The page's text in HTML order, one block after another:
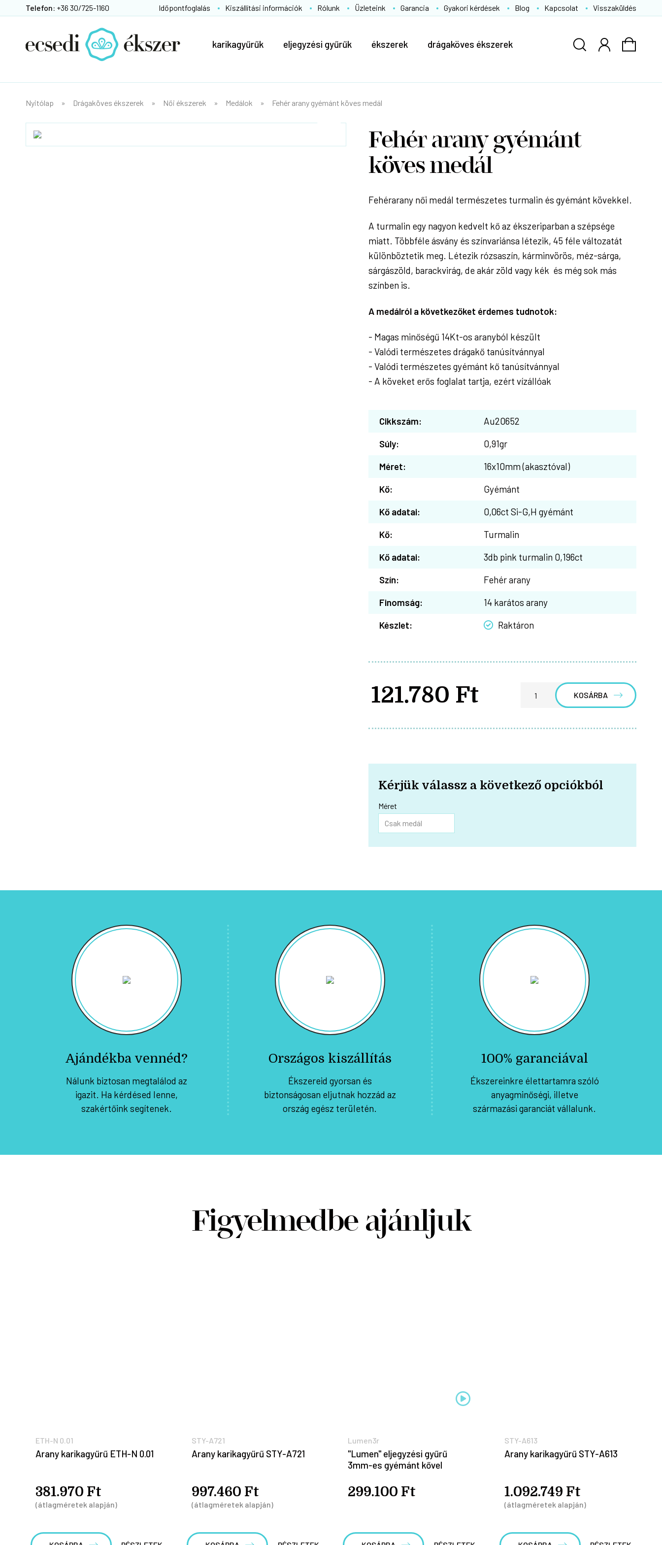
Telefon: +36 30/725-1160 Időpontfoglalás Kiszállítási információk Rólunk Üzleteink Garancia Gyakori kérdések Blog Kapcsolat Visszaküldés
karikagyűrűk eljegyzési gyűrűk ékszerek drágaköves ékszerek
Nyitólap Drágaköves ékszerek Női ékszerek Medálok Fehér arany gyémánt köves medál
Fehér arany gyémánt
köves medál
Fehérarany női medál természetes turmalin és gyémánt kövekkel.
A turmalin egy nagyon kedvelt kő az ékszeriparban a szépsége
miatt. Többféle ásvány és színvariánsa létezik, 45 féle változatát
különböztetik meg. Létezik rózsaszín, kárminvörös, méz-sárga,
sárgászöld, barackvirág, de akár zöld vagy kék és még sok más
színben is.
A medálról a következőket érdemes tudnotok:
- Magas minőségű 14Kt-os aranyból készült
- Valódi természetes drágakő tanúsítvánnyal
- Valódi természetes gyémánt kő tanúsítvánnyal
- A köveket erős foglalat tartja, ezért vízállóak
Cikkszám:
Au20652
Súly:
0,91gr
Méret:
16x10mm (akasztóval)
Kő:
Gyémánt
Kő adatai:
0,06ct Si-G,H gyémánt
Kő:
Turmalin
Kő adatai:
3db pink turmalin 0,196ct
Szín:
Fehér arany
Finomság:
14 karátos arany
Készlet:
Raktáron
121.780 Ft KOSÁRBA
Kérjük válassz a következő opciókból
Méret
Ajándékba vennéd?
Nálunk biztosan megtalálod az
igazit. Ha kérdésed lenne,
szakértőink segítenek.
Országos kiszállítás
Ékszereid gyorsan és
biztonságosan eljutnak hozzád az
ország egész területén.
100% garanciával
Ékszereinkre élettartamra szóló
anyagminőségi, illetve
származási garanciát vállalunk.
Figyelmedbe ajánljuk
ETH-N 0.01
Arany karikagyűrű ETH-N 0.01
381.970 Ft
(átlagméretek alapján)
STY-A721
Arany karikagyűrű STY-A721
997.460 Ft
(átlagméretek alapján)
Lumen3r
"Lumen" eljegyzési gyűrű
3mm-es gyémánt kővel
299.100 Ft
STY-A613
Arany karikagyűrű STY-A613
1.092.749 Ft
(átlagméretek alapján)